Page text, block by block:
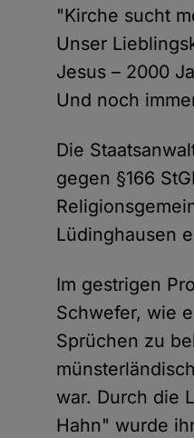
"Kirche sucht
Unser
Jesus – 2000
Und noch
Die
gegen §166
Lüdinghausen
Im gestrigen
Schwefer, wie
Sprüchen zu
war. Durch die
Hahn" wurde